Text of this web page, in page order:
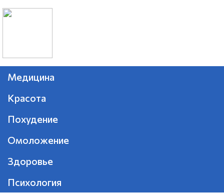
Медицина
Красота
Похудение
Омоложение
Здоровье
Психология